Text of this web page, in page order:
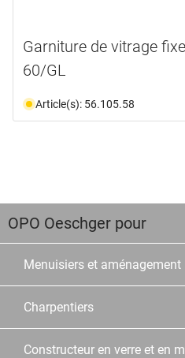
Garniture de vitrage
60/GL
Article(s): 56.105.58
OPO Oeschger pour
Menuisiers et aménagement
Charpentiers
Constructeur en verre et en